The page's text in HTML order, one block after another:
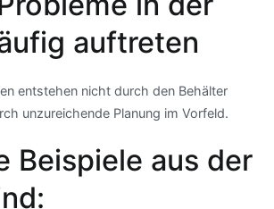
auftreten
entstehen nicht durch den Behälter
unzureichende Planung im Vorfeld.
Beispiele aus der